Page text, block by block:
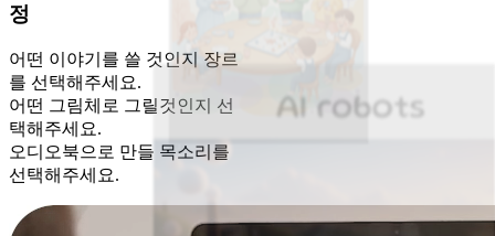
달팽이 경주
하준 (8세)
정
어떤 이야기를 쓸 것인지 장르
를 선택해주세요.
어떤 그림체로 그릴것인지 선
택해주세요.
오디오북으로 만들 목소리를
선택해주세요.